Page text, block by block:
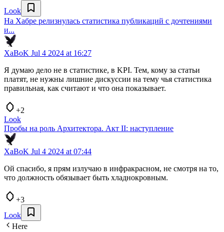
Look
На Хабре релизнулась статистика публикаций с дочтениями
и...
XaBoK Jul 4 2024 at 16:27
Я думаю дело не в статистике, в KPI. Тем, кому за статьи
платят, не нужны лишние дискуссии на тему чья статистика
правильная, как считают и что она показывает.
+2
Look
Пробы на роль Архитектора. Акт II: наступление
XaBoK Jul 4 2024 at 07:44
Ой спасибо, я прям излучаю в инфракрасном, не смотря на то,
что должность обязывает быть хладнокровным.
+3
Look
Here